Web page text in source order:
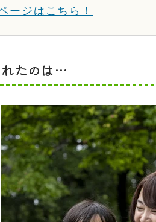
ージはこちら！
たのは…